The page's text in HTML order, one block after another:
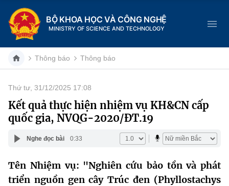
BỘ KHOA HỌC VÀ CÔNG NGHỆ
MINISTRY OF SCIENCE AND TECHNOLOGY
Danh mục
Trang chủ
Giới thiệu
Chức năng nhiệm vụ
Tin tức sự kiện
Thông báo Thông báo
Thứ tư, 31/12/2025 17:08
Kết quả thực hiện nhiệm vụ KH&CN cấp
quốc gia, NVQG-2020/ĐT.19
Nghe đọc bài 0:33
Tên Nhiệm vụ: "Nghiên cứu bảo tồn và phát
triển nguồn gen cây Trúc đen (Phyllostachys